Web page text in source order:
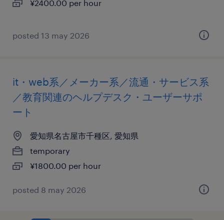
¥2400.00 per hour
posted 13 may 2026
it・web系／メーカー系／流通・サービス系
／教育関連のヘルプデスク・ユーザーサポ
ート
愛知県名古屋市千種区, 愛知県
temporary
¥1800.00 per hour
posted 8 may 2026